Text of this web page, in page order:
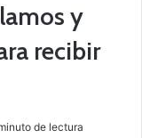
y
recibir
de lectura